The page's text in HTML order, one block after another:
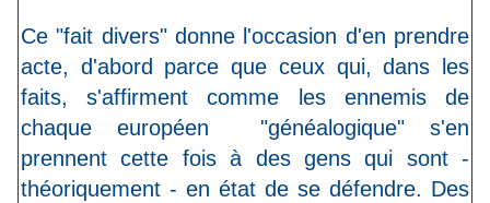
Ce "fait divers" donne l'occasion d'en prendre
acte, d'abord parce que ceux qui, dans les
faits, s'affirment comme les ennemis de
chaque européen "généalogique" s'en
prennent cette fois à des gens qui sont -
théoriquement - en état de se défendre. Des